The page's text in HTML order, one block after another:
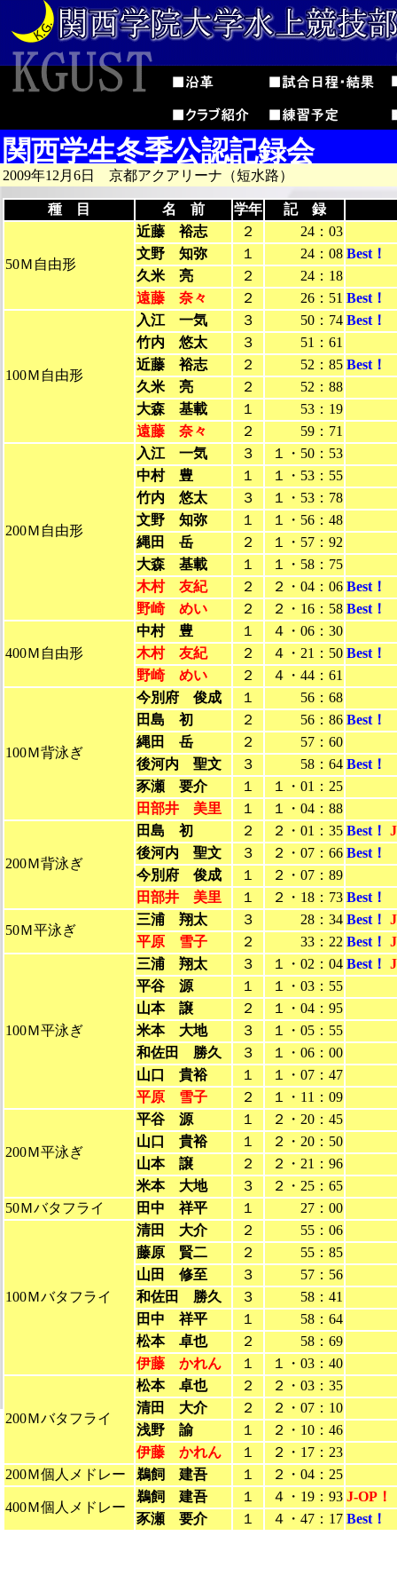
関西学生冬季公認記録会
2009年12月6日 京都アクアリーナ（短水路）
種 目 名 前 学年 記 録
50Ｍ自由形
近藤 裕志 ２
24：03
文野 知弥
１ 24：08 Best！
久米 亮
２
24：18
遠藤 奈々
２ 26：51 Best！
100Ｍ自由形
入江 一気 ３ 50：74 Best！
竹内 悠太
３
51：61
近藤 裕志
２ 52：85 Best！
久米 亮
２
52：88
大森 基載
１
53：19
遠藤 奈々
２ 59：71
200Ｍ自由形
入江 一気 ３
１・50：53
中村 豊
１
１・53：55
竹内 悠太
３
１・53：78
文野 知弥
１
１・56：48
縄田 岳
２
１・57：92
大森 基載
１
１・58：75
木村 友紀
２ ２・04：06 Best！
野崎 めい
２ ２・16：58 Best！
400Ｍ自由形
中村 豊 １
４・06：30
木村 友紀
２ ４・21：50 Best！
野崎 めい
２ ４・44：61
100Ｍ背泳ぎ
今別府 俊成 １
56：68
田島 初
２ 56：86 Best！
縄田 岳
２
57：60
後河内 聖文
３ 58：64 Best！
豕瀬 要介
１
１・01：25
田部井 美里
１ １・04：88
200Ｍ背泳ぎ
田島 初 ２ ２・01：35 Best！
後河内 聖文
３ ２・07：66 Best！
今別府 俊成
１
２・07：89
田部井 美里
１ ２・18：73 Best！
50Ｍ平泳ぎ
三浦 翔太 ３ 28：34 Best！
平原 雪子
２ 33：22 Best！
100Ｍ平泳ぎ
三浦 翔太 ３ １・02：04 Best！
平谷 源
１
１・03：55
山本 譲
２
１・04：95
米本 大地
３
１・05：55
和佐田 勝久
３
１・06：00
山口 貴裕
１
１・07：47
平原 雪子
２ １・11：09
200Ｍ平泳ぎ
平谷 源 １
２・20：45
山口 貴裕
１
２・20：50
山本 譲
２
２・21：96
米本 大地
３
２・25：65
50Ｍバタフライ
田中 祥平 １ 27：00
100Ｍバタフライ
清田 大介 ２
55：06
藤原 賢二
２
55：85
山田 修至
３
57：56
和佐田 勝久
３
58：41
田中 祥平
１
58：64
松本 卓也
２
58：69
伊藤 かれん
１ １・03：40
200Ｍバタフライ
松本 卓也 ２
２・03：35
清田 大介
２
２・07：10
浅野 諭
１
２・10：46
伊藤 かれん
１
２・17：23
200Ｍ個人メドレー
鵜飼 建吾 １ ２・04：25
400Ｍ個人メドレー
鵜飼 建吾 １ ４・19：93 J-OP！
豕瀬 要介
１ ４・47：17 Best！